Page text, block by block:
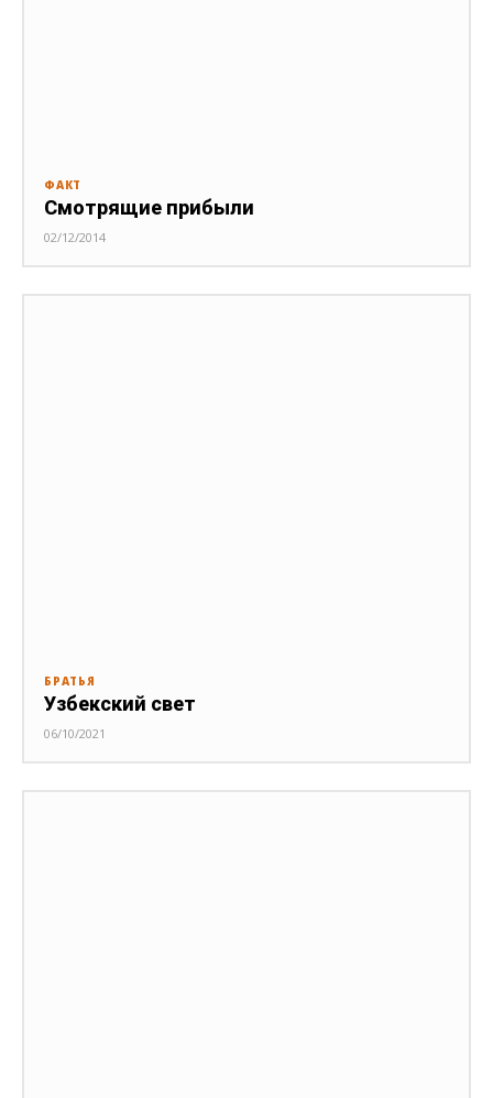
ФАКТ
Смотрящие прибыли
02/12/2014
БРАТЬЯ
Узбекский свет
06/10/2021